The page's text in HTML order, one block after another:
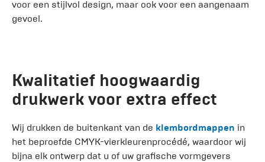
voor een stijlvol design, maar ook voor een aangenaam
gevoel.
Kwalitatief hoogwaardig
drukwerk voor extra effect
Wij drukken de buitenkant van de klembordmappen in
het beproefde CMYK-vierkleurenprocédé, waardoor wij
bijna elk ontwerp dat u of uw grafische vormgevers